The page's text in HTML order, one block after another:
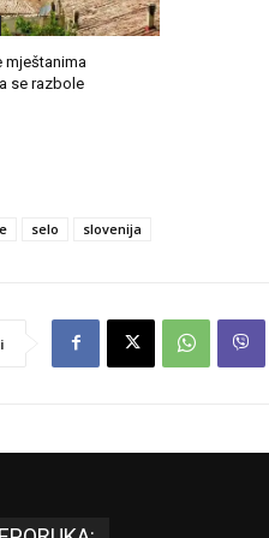
mještanima
se razbole
selo slovenija